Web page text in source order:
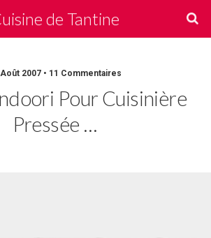
de Tantine
2007 • 11 Commentaires
Pour Cuisinière
Pressée …